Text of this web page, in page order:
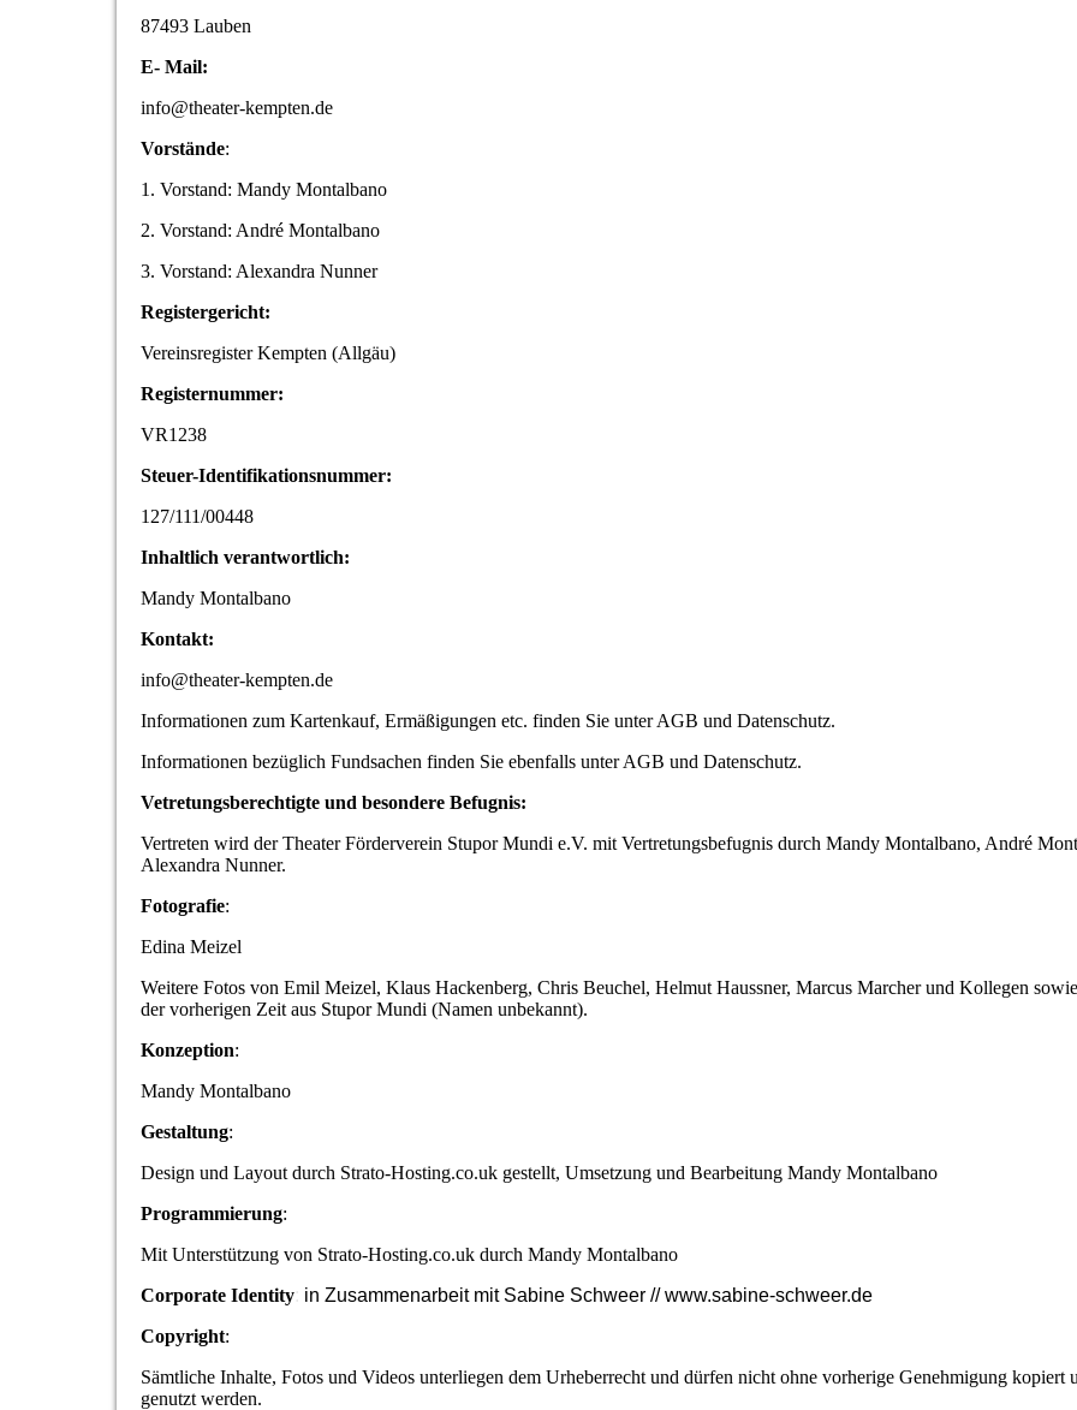
87493 Lauben
E- Mail:
info@theater-kempten.de
Vorstände:
1. Vorstand: Mandy Montalbano
2. Vorstand: André Montalbano
3. Vorstand: Alexandra Nunner
Registergericht:
Vereinsregister Kempten (Allgäu)
Registernummer:
VR1238
Steuer-Identifikationsnummer:
127/111/00448
Inhaltlich verantwortlich:
Mandy Montalbano
Kontakt:
info@theater-kempten.de
Informationen zum Kartenkauf, Ermäßigungen etc. finden Sie unter AGB und Datenschutz.
Informationen bezüglich Fundsachen finden Sie ebenfalls unter AGB und Datenschutz.
Vetretungsberechtigte und besondere Befugnis:
Vertreten wird der Theater Förderverein Stupor Mundi e.V. mit Vertretungsbefugnis durch Mandy Montalbano, André
Alexandra Nunner.
Fotografie:
Edina Meizel
Weitere Fotos von Emil Meizel, Klaus Hackenberg, Chris Beuchel, Helmut Haussner, Marcus Marcher und Kollegen
der vorherigen Zeit aus Stupor Mundi (Namen unbekannt).
Konzeption:
Mandy Montalbano
Gestaltung:
Design und Layout durch Strato-Hosting.co.uk gestellt, Umsetzung und Bearbeitung Mandy Montalbano
Programmierung:
Mit Unterstützung von Strato-Hosting.co.uk durch Mandy Montalbano
Corporate Identity in Zusammenarbeit mit Sabine Schweer // www.sabine-schweer.de
Copyright:
Sämtliche Inhalte, Fotos und Videos unterliegen dem Urheberrecht und dürfen nicht ohne vorherige Genehmigung kopiert
genutzt werden.